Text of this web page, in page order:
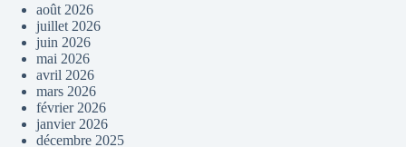
août 2026
juillet 2026
juin 2026
mai 2026
avril 2026
mars 2026
février 2026
janvier 2026
décembre 2025